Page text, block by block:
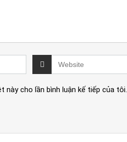
này cho lần bình luận kế tiếp của tôi.